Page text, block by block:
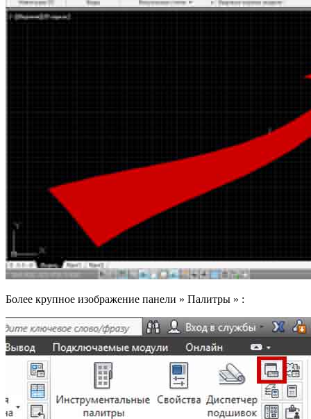
Более крупное изображение панели » Палитры » :